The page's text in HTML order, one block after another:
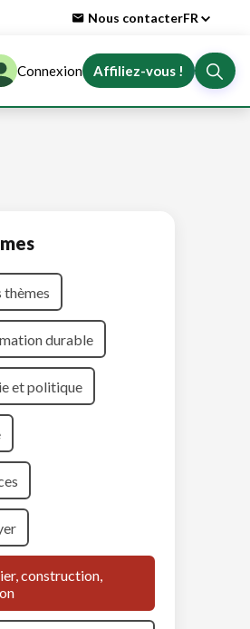
Nous contacterFR
Connexion Affiliez-vous !
thèmes
durable
et politique
construction,